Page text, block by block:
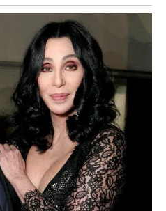
ponedjeljak.
koji ste dugo čekali.